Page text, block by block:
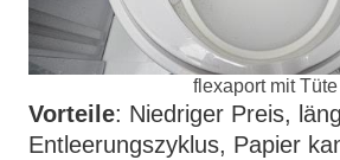
flexaport mit Tüte
Vorteile: Niedriger Preis,
Entleerungszyklus, Papier